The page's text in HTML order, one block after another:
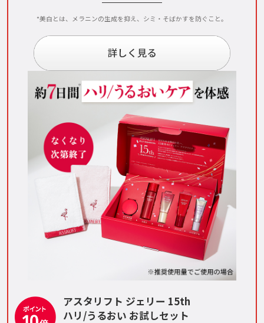
*美白とは、メラニンの生成を抑え、シミ・そばかすを防ぐこと。
アスタリフト ジェリー 15th
ハリ/うるおい お試しセット